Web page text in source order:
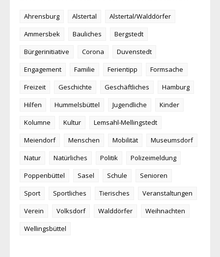
Ahrensburg Alstertal
Alstertal/Walddörfer
Ammersbek
Bauliches
Bergstedt
Bürgerinitiative
Corona
Duvenstedt
Engagement
Familie Ferientipp
Formsache
Freizeit
Geschichte Geschäftliches
Hamburg
Hilfen
Hummelsbüttel Jugendliche
Kinder
Kolumne
Kultur
Lemsahl-Mellingstedt
Meiendorf
Menschen Mobilität
Museumsdorf
Natur
Natürliches Politik
Polizeimeldung
Poppenbüttel
Sasel Schule
Senioren
Sport
Sportliches Tierisches
Veranstaltungen
Verein
Volksdorf Walddörfer
Weihnachten
Wellingsbüttel